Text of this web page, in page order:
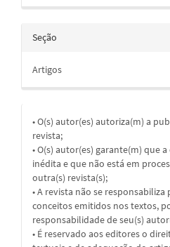
Seção
Artigos
• O(s) autor(es) autoriza(m) a
revista;
• O(s) autor(es) garante(m) que
inédita e que não está em
outra(s) revista(s);
• A revista não se responsabiliza
conceitos emitidos nos textos,
responsabilidade de seu(s)
• É reservado aos editores o